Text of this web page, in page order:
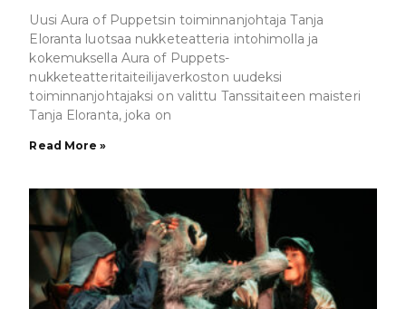
Uusi Aura of Puppetsin toiminnanjohtaja Tanja
Eloranta luotsaa nukketeatteria intohimolla ja
kokemuksella Aura of Puppets-
nukketeatteritaiteilijaverkoston uudeksi
toiminnanjohtajaksi on valittu Tanssitaiteen maisteri
Tanja Eloranta, joka on
Read More »